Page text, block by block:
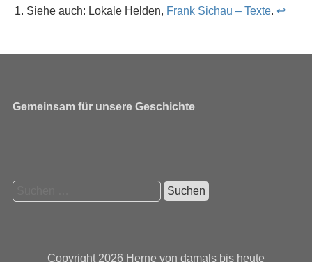
Siehe auch: Lokale Helden, Frank Sichau – Texte. ↩︎
Gemeinsam für unsere Geschichte
nach:
Copyright 2026 Herne von damals bis heute